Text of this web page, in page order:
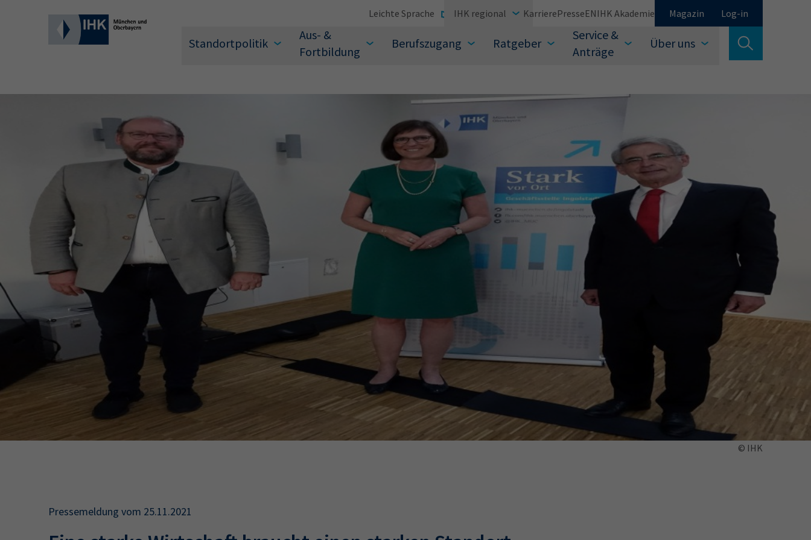
Standortpolitik
Aus- &
Fortbildung
Berufszugang Ratgeber
Service &
Anträge
Über uns
Leichte Sprache IHK regional KarrierePresseEN IHK Akademie Magazin Log-in
Suche verlassen
Wonach suchen Sie?
Suchen
Hier können Sie auch aus den meistgesuchten Begriffen vorauswählen
34a 34c Ausbildungsvertrag
Wirtschaftsfachwirt
34f Negativerklärung Sachkundeprüfung
AEVO
34i Betriebswirt
© IHK
Pressemeldung vom 25.11.2021